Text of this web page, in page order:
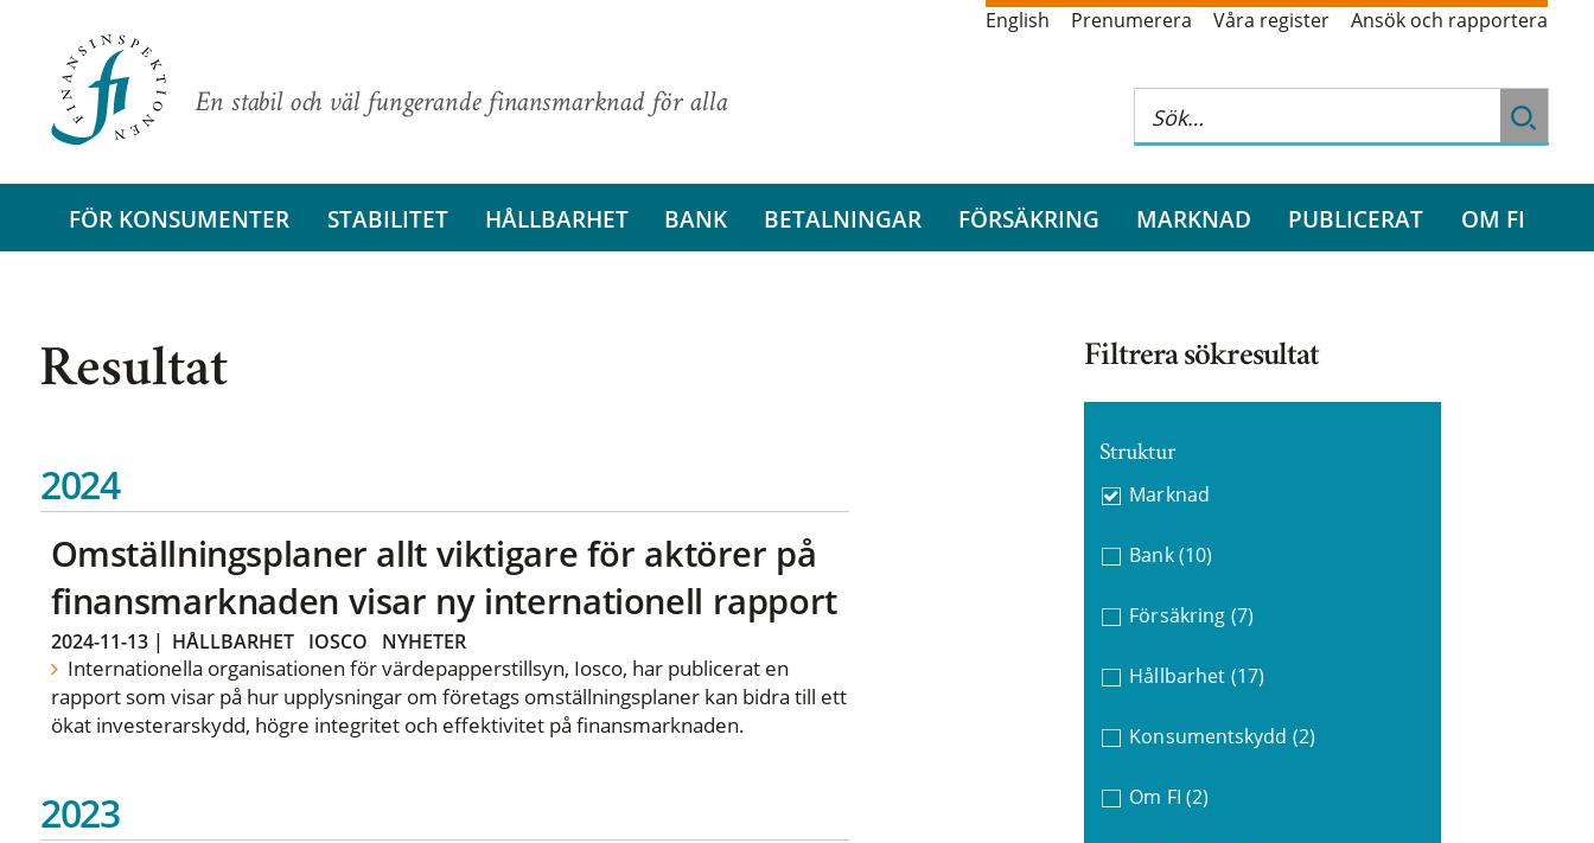
En stabil och väl fungerande finansmarknad för alla
English Prenumerera Våra register Ansök och rapportera
FÖR KONSUMENTER STABILITET HÅLLBARHET BANK BETALNINGAR FÖRSÄKRING MARKNAD PUBLICERAT OM FI
Resultat
2024
Omställningsplaner allt viktigare för aktörer på
finansmarknaden visar ny internationell rapport
2024-11-13| HÅLLBARHET IOSCO NYHETER
Internationella organisationen för värdepapperstillsyn, Iosco, har publicerat en
rapport som visar på hur upplysningar om företags omställningsplaner kan bidra till ett
ökat investerarskydd, högre integritet och effektivitet på finansmarknaden.
2023
Filtrera sökresultat
Struktur
Marknad
Bank (10)
Försäkring (7)
Hållbarhet (17)
Konsumentskydd (2)
Om FI (2)